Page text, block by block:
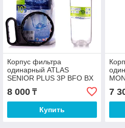
Корпус фильтра
одинарный ATLAS
SENIOR PLUS 3P BFO BX
8 000₸
Купить
7